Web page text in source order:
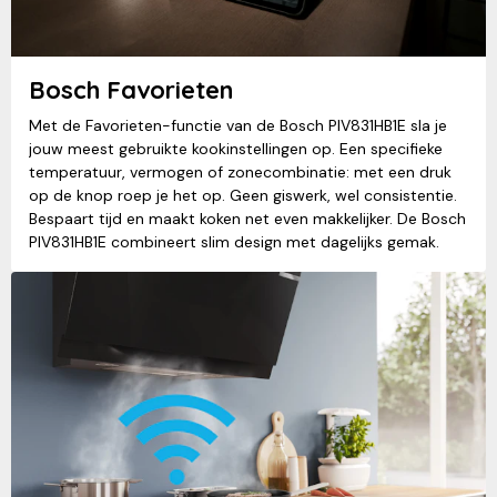
Bosch Favorieten
Met de Favorieten-functie van de Bosch PIV831HB1E sla je
jouw meest gebruikte kookinstellingen op. Een specifieke
temperatuur, vermogen of zonecombinatie: met een druk
op de knop roep je het op. Geen giswerk, wel consistentie.
Bespaart tijd en maakt koken net even makkelijker. De Bosch
PIV831HB1E combineert slim design met dagelijks gemak.